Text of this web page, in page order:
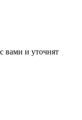
вами и уточнят